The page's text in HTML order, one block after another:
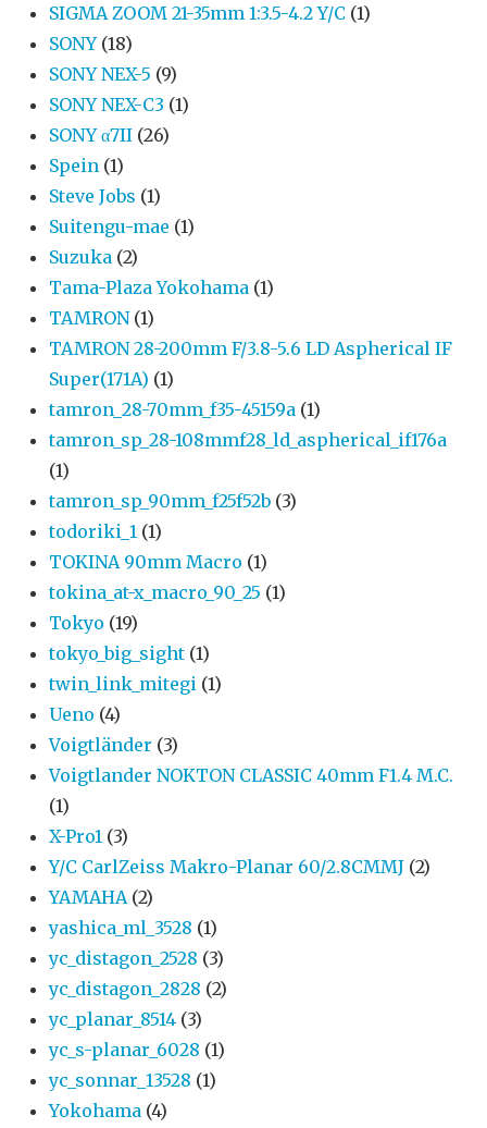
SIGMA ZOOM 21-35mm 1:3.5-4.2 Y/C (1)
SONY (18)
SONY NEX-5 (9)
SONY NEX-C3 (1)
SONY α7II (26)
Spein (1)
Steve Jobs (1)
Suitengu-mae (1)
Suzuka (2)
Tama-Plaza Yokohama (1)
TAMRON (1)
TAMRON 28-200mm F/3.8-5.6 LD Aspherical IF
Super(171A) (1)
tamron_28-70mm_f35-45159a (1)
tamron_sp_28-108mmf28_ld_aspherical_if176a
(1)
tamron_sp_90mm_f25f52b (3)
todoriki_1 (1)
TOKINA 90mm Macro (1)
tokina_at-x_macro_90_25 (1)
Tokyo (19)
tokyo_big_sight (1)
twin_link_mitegi (1)
Ueno (4)
Voigtländer (3)
Voigtlander NOKTON CLASSIC 40mm F1.4 M.C.
(1)
X-Pro1 (3)
Y/C CarlZeiss Makro-Planar 60/2.8CMMJ (2)
YAMAHA (2)
yashica_ml_3528 (1)
yc_distagon_2528 (3)
yc_distagon_2828 (2)
yc_planar_8514 (3)
yc_s-planar_6028 (1)
yc_sonnar_13528 (1)
Yokohama (4)